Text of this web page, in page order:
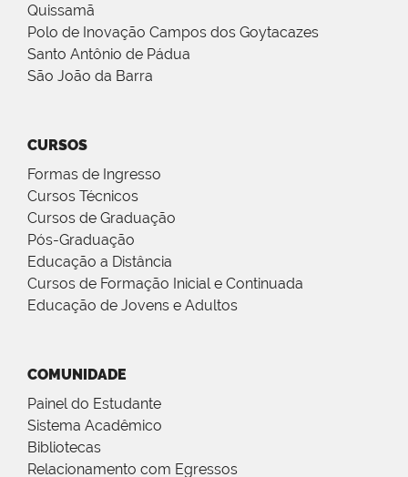
Quissamã
Polo de Inovação Campos dos Goytacazes
Santo Antônio de Pádua
São João da Barra
CURSOS
Formas de Ingresso
Cursos Técnicos
Cursos de Graduação
Pós-Graduação
Educação a Distância
Cursos de Formação Inicial e Continuada
Educação de Jovens e Adultos
COMUNIDADE
Painel do Estudante
Sistema Acadêmico
Bibliotecas
Relacionamento com Egressos